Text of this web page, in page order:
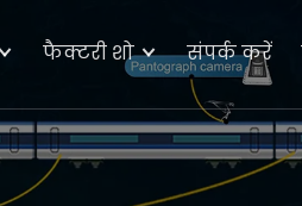
फैक्टरी शो संपर्क करें